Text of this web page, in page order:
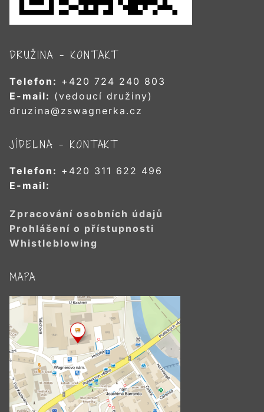
DRUŽINA – KONTAKT
Telefon: +420 724 240 803
E-mail: (vedoucí družiny)
druzina@zswagnerka.cz
JÍDELNA – KONTAKT
Telefon: +420 311 622 496
E-mail:
Zpracování osobních údajů
Prohlášení o přístupnosti
Whistleblowing
MAPA